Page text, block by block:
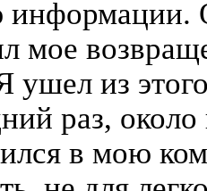
информации.
мое
ушел из
раз,
в мою